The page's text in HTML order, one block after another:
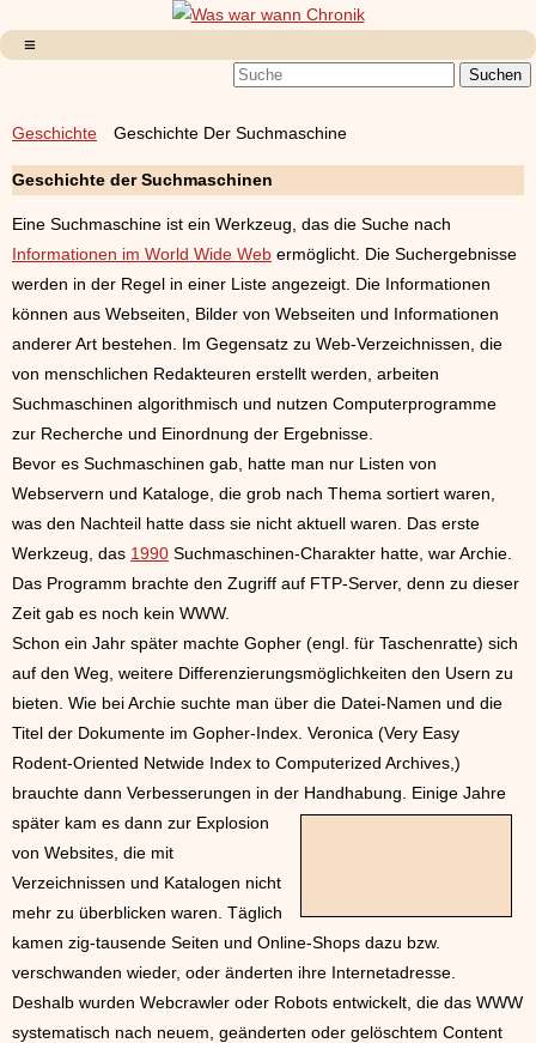
Geschichte Geschichte Der Suchmaschine
Geschichte der Suchmaschinen
Eine Suchmaschine ist ein Werkzeug, das die Suche nach
Informationen im World Wide Web ermöglicht. Die Suchergebnisse
werden in der Regel in einer Liste angezeigt. Die Informationen
können aus Webseiten, Bilder von Webseiten und Informationen
anderer Art bestehen. Im Gegensatz zu Web-Verzeichnissen, die
von menschlichen Redakteuren erstellt werden, arbeiten
Suchmaschinen algorithmisch und nutzen Computerprogramme
zur Recherche und Einordnung der Ergebnisse.
Bevor es Suchmaschinen gab, hatte man nur Listen von
Webservern und Kataloge, die grob nach Thema sortiert waren,
was den Nachteil hatte dass sie nicht aktuell waren. Das erste
Werkzeug, das 1990 Suchmaschinen-Charakter hatte, war Archie.
Das Programm brachte den Zugriff auf FTP-Server, denn zu dieser
Zeit gab es noch kein WWW.
Schon ein Jahr später machte Gopher (engl. für Taschenratte) sich
auf den Weg, weitere Differenzierungsmöglichkeiten den Usern zu
bieten. Wie bei Archie suchte man über die Datei-Namen und die
Titel der Dokumente im Gopher-Index. Veronica (Very Easy
Rodent-Oriented Netwide Index to Computerized Archives,)
brauchte dann Verbesserungen in der Handhabung. Einige Jahre
später kam es dann zur Explosion
von Websites, die mit
Verzeichnissen und Katalogen nicht
mehr zu überblicken waren. Täglich
kamen zig-tausende Seiten und Online-Shops dazu bzw.
verschwanden wieder, oder änderten ihre Internetadresse.
Deshalb wurden Webcrawler oder Robots entwickelt, die das WWW
systematisch nach neuem, geänderten oder gelöschtem Content